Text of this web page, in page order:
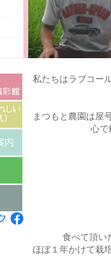
私たちはラブコー
まつもと農園は屋
心で
食べて頂い
ほぼ１年かけて栽